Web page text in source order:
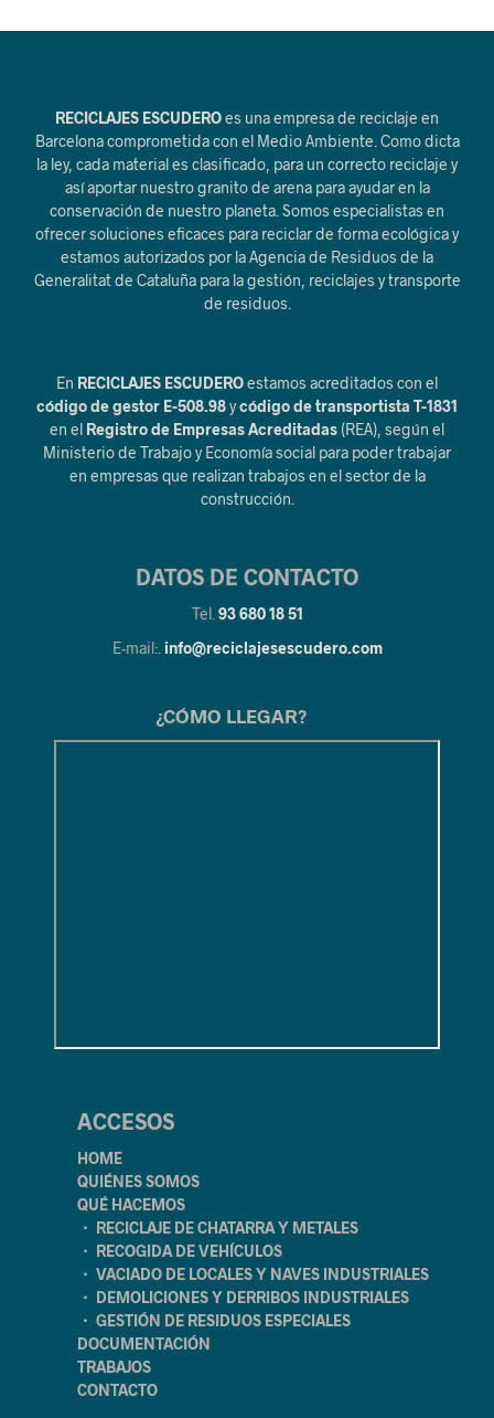
RECICLAJES ESCUDEROes una empresa de reciclaje en
Barcelona comprometida con el Medio Ambiente. Como dicta
la ley, cada material es clasificado, para un correcto reciclaje y
así aportar nuestro granito de arena para ayudar en la
conservación de nuestro planeta. Somos especialistas en
ofrecer soluciones eficaces para reciclar de forma ecológica y
estamos autorizados por la Agencia de Residuos de la
Generalitat de Cataluña para la gestión, reciclajes y transporte
de residuos.
En RECICLAJES ESCUDEROestamos acreditados con el
código de gestor E-508.98ycódigo de transportista T-1831
en el Registro de Empresas Acreditadas (REA), según el
Ministerio de Trabajo y Economía social para poder trabajar
en empresas que realizan trabajos en el sector de la
construcción.
DATOS DE CONTACTO
Tel. 93 680 18 51
E-mail:. info@reciclajesescudero.com
¿CÓMO LLEGAR?
ACCESOS
HOME
QUIÉNES SOMOS
QUÉ HACEMOS
・ RECICLAJE DE CHATARRA Y METALES
・ RECOGIDA DE VEHÍCULOS
・ VACIADO DE LOCALES Y NAVES INDUSTRIALES
・ DEMOLICIONES Y DERRIBOS INDUSTRIALES
・ GESTIÓN DE RESIDUOS ESPECIALES
DOCUMENTACIÓN
TRABAJOS
CONTACTO